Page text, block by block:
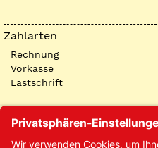
Zahlarten
Rechnung
Vorkasse
Lastschrift